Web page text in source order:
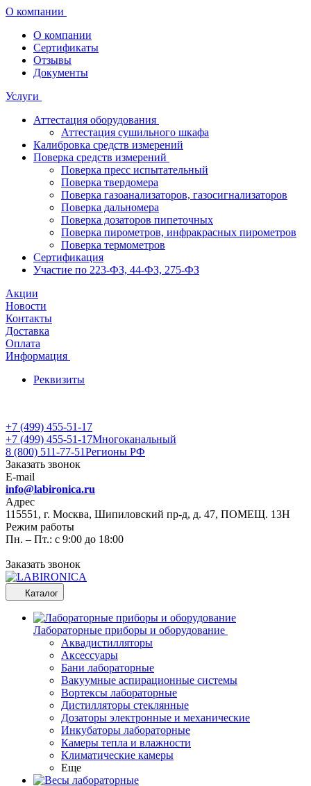
О компании
О компании
Сертификаты
Отзывы
Документы
Услуги
Аттестация оборудования
Аттестация сушильного шкафа
Калибровка средств измерений
Поверка средств измерений
Поверка пресс испытательный
Поверка твердомера
Поверка газоанализаторов, газосигнализаторов
Поверка дальномера
Поверка дозаторов пипеточных
Поверка пирометров, инфракрасных пирометров
Поверка термометров
Сертификация
Участие по 223-ФЗ, 44-ФЗ, 275-ФЗ
Акции
Новости
Контакты
Доставка
Оплата
Информация
Реквизиты
+7 (499) 455-51-17
+7 (499) 455-51-17Многоканальный
8 (800) 511-77-51Регионы РФ
Заказать звонок
E-mail
info@labironica.ru
Адрес
115551, г. Москва, Шипиловский пр-д, д. 47, ПОМЕЩ. 13Н
Режим работы
Пн. – Пт.: с 9:00 до 18:00
Заказать звонок
Каталог
Лабораторные приборы и оборудование
Аквадистилляторы
Аксессуары
Бани лабораторные
Вакуумные аспирационные системы
Вортексы лабораторные
Дистилляторы стеклянные
Дозаторы электронные и механические
Инкубаторы лабораторные
Камеры тепла и влажности
Климатические камеры
Еще